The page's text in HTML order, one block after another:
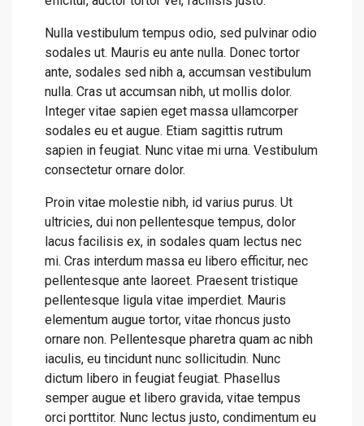
Nulla vestibulum tempus odio, sed pulvinar odio
sodales ut. Mauris eu ante nulla. Donec tortor
ante, sodales sed nibh a, accumsan vestibulum
nulla. Cras ut accumsan nibh, ut mollis dolor.
Integer vitae sapien eget massa ullamcorper
sodales eu et augue. Etiam sagittis rutrum
sapien in feugiat. Nunc vitae mi urna. Vestibulum
consectetur ornare dolor.
Proin vitae molestie nibh, id varius purus. Ut
ultricies, dui non pellentesque tempus, dolor
lacus facilisis ex, in sodales quam lectus nec
mi. Cras interdum massa eu libero efficitur, nec
pellentesque ante laoreet. Praesent tristique
pellentesque ligula vitae imperdiet. Mauris
elementum augue tortor, vitae rhoncus justo
ornare non. Pellentesque pharetra quam ac nibh
iaculis, eu tincidunt nunc sollicitudin. Nunc
dictum libero in feugiat feugiat. Phasellus
semper augue et libero gravida, vitae tempus
orci porttitor. Nunc lectus justo, condimentum eu